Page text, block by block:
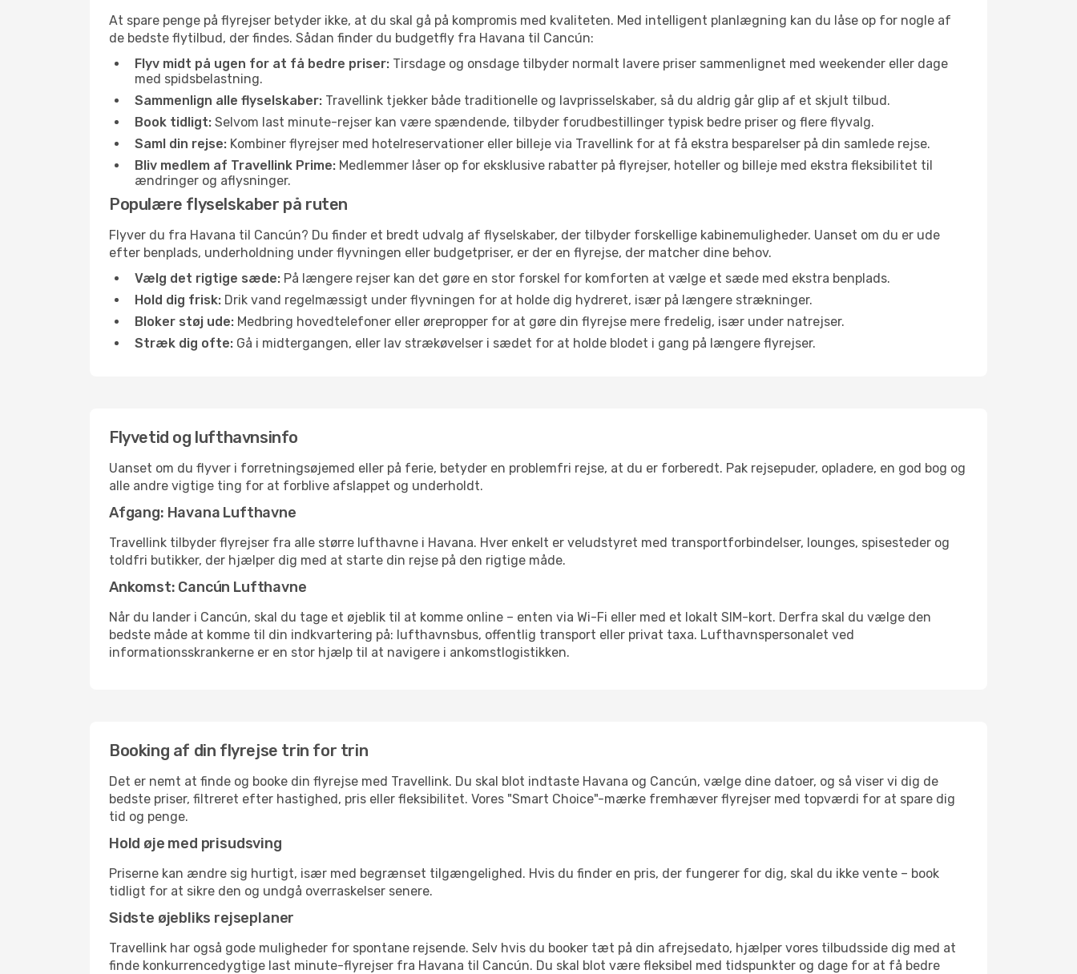
At spare penge på flyrejser betyder ikke, at du skal gå på kompromis med kvaliteten. Med intelligent planlægning kan du låse op for nogle af
de bedste flytilbud, der findes. Sådan finder du budgetfly fra Havana til Cancún:
Flyv midt på ugen for at få bedre priser: Tirsdage og onsdage tilbyder normalt lavere priser sammenlignet med weekender eller dage
med spidsbelastning.
Sammenlign alle flyselskaber: Travellink tjekker både traditionelle og lavprisselskaber, så du aldrig går glip af et skjult tilbud.
Book tidligt: Selvom last minute-rejser kan være spændende, tilbyder forudbestillinger typisk bedre priser og flere flyvalg.
Saml din rejse: Kombiner flyrejser med hotelreservationer eller billeje via Travellink for at få ekstra besparelser på din samlede rejse.
Bliv medlem af Travellink Prime: Medlemmer låser op for eksklusive rabatter på flyrejser, hoteller og billeje med ekstra fleksibilitet til
ændringer og aflysninger.
Populære flyselskaber på ruten
Flyver du fra Havana til Cancún? Du finder et bredt udvalg af flyselskaber, der tilbyder forskellige kabinemuligheder. Uanset om du er ude
efter benplads, underholdning under flyvningen eller budgetpriser, er der en flyrejse, der matcher dine behov.
Vælg det rigtige sæde: På længere rejser kan det gøre en stor forskel for komforten at vælge et sæde med ekstra benplads.
Hold dig frisk: Drik vand regelmæssigt under flyvningen for at holde dig hydreret, især på længere strækninger.
Bloker støj ude: Medbring hovedtelefoner eller ørepropper for at gøre din flyrejse mere fredelig, især under natrejser.
Stræk dig ofte: Gå i midtergangen, eller lav strækøvelser i sædet for at holde blodet i gang på længere flyrejser.
Flyvetid og lufthavnsinfo
Uanset om du flyver i forretningsøjemed eller på ferie, betyder en problemfri rejse, at du er forberedt. Pak rejsepuder, opladere, en god bog og
alle andre vigtige ting for at forblive afslappet og underholdt.
Afgang: Havana Lufthavne
Travellink tilbyder flyrejser fra alle større lufthavne i Havana. Hver enkelt er veludstyret med transportforbindelser, lounges, spisesteder og
toldfri butikker, der hjælper dig med at starte din rejse på den rigtige måde.
Ankomst: Cancún Lufthavne
Når du lander i Cancún, skal du tage et øjeblik til at komme online – enten via Wi-Fi eller med et lokalt SIM-kort. Derfra skal du vælge den
bedste måde at komme til din indkvartering på: lufthavnsbus, offentlig transport eller privat taxa. Lufthavnspersonalet ved
informationsskrankerne er en stor hjælp til at navigere i ankomstlogistikken.
Booking af din flyrejse trin for trin
Det er nemt at finde og booke din flyrejse med Travellink. Du skal blot indtaste Havana og Cancún, vælge dine datoer, og så viser vi dig de
bedste priser, filtreret efter hastighed, pris eller fleksibilitet. Vores "Smart Choice"-mærke fremhæver flyrejser med topværdi for at spare dig
tid og penge.
Hold øje med prisudsving
Priserne kan ændre sig hurtigt, især med begrænset tilgængelighed. Hvis du finder en pris, der fungerer for dig, skal du ikke vente – book
tidligt for at sikre den og undgå overraskelser senere.
Sidste øjebliks rejseplaner
Travellink har også gode muligheder for spontane rejsende. Selv hvis du booker tæt på din afrejsedato, hjælper vores tilbudsside dig med at
finde konkurrencedygtige last minute-flyrejser fra Havana til Cancún. Du skal blot være fleksibel med tidspunkter og dage for at få bedre